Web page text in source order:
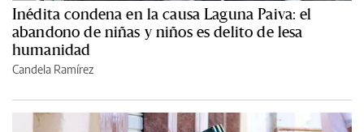
Inédita condena en la causa Laguna Paiva: el
abandono de niñas y niños es delito de lesa
humanidad
Candela Ramírez